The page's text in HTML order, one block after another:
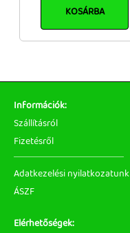
KOSÁRBA
Információk:
Szállításról
Fizetésről
Adatkezelési nyilatkozatunk
ÁSZF
Elérhetőségek: